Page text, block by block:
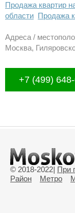
Продажа квартир
области Продажа
Адреса /
Москва,
+7 (499)
© 2018-2022| При
Район
Метро